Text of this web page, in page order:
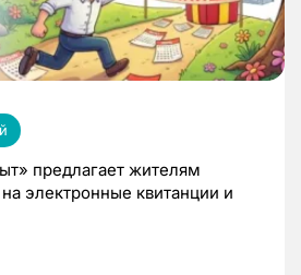
предлагает жителям
электронные квитанции и